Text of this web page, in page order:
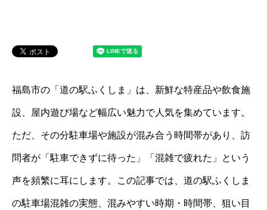
福島市の「道の駅ふくしま」は、新鮮な特産品や飲食施
設、屋内遊び場など幅広い魅力で人気を集めています。
ただ、その分駐車場や施設が混み合う時間帯があり、訪
問者が「駐車できずに待った」「混雑で疲れた」という
声を頻繁に耳にします。この記事では、道の駅ふくしま
の駐車場混雑の実態、混みやすい時期・時間帯、狙い目